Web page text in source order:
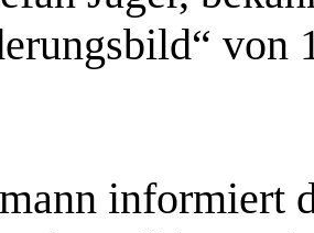
von
informiert